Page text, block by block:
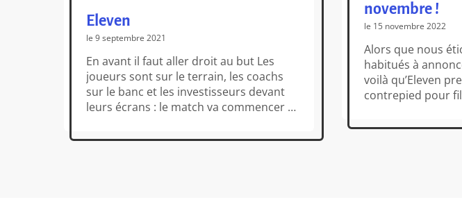
Eleven
le 9 septembre 2021
En avant il faut aller droit au but Les
joueurs sont sur le terrain, les coachs
sur le banc et les investisseurs devant
leurs écrans : le match va commencer !
(Neuroshima Hex, la gamme Detective,
novembre !
le 15 novembre 2022
Alors que nous
habitués à
voilà qu’Eleven
contrepied pour
mi décembre)